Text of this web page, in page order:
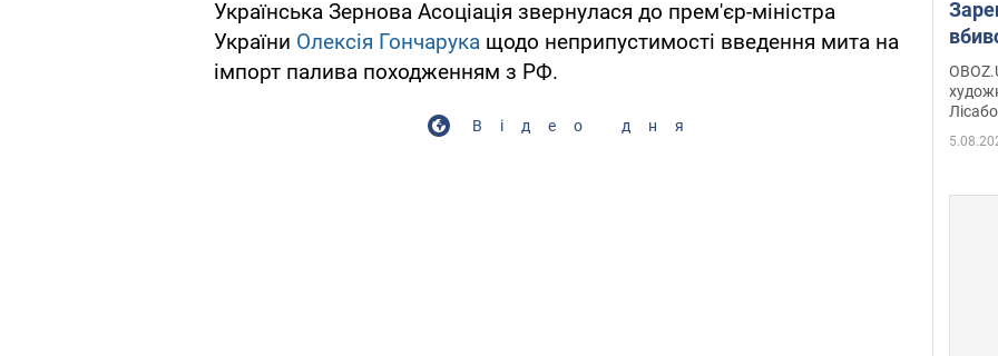
Українська Зернова Асоціація звернулася до прем'єр-міністра
України Олексія Гончарука щодо неприпустимості введення мита на
імпорт палива походженням з РФ.
Відео дня
в